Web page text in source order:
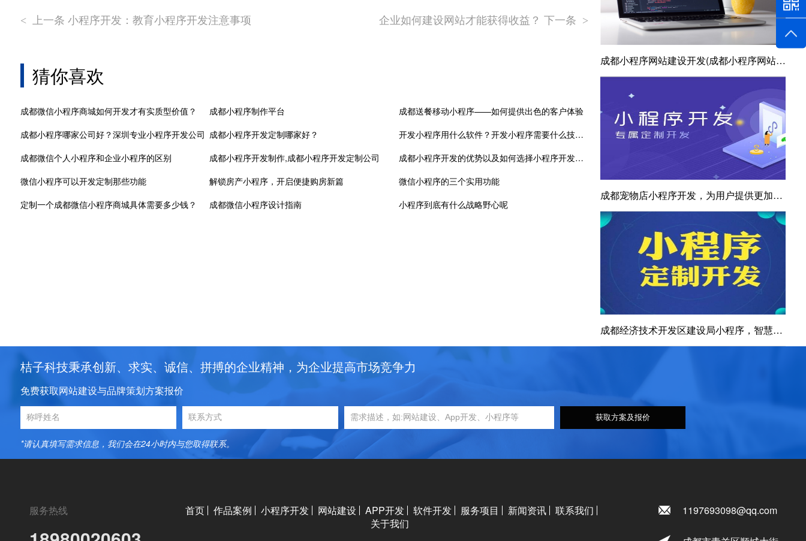
< 上一条 小程序开发：教育小程序开发注意事项 企业如何建设网站才能获得收益？ 下一条 >
猜你喜欢
成都微信小程序商城如何开发才有实质型价值？ 成都小程序制作平台
成都送餐移动小程序——如何提供出色的客户体验
成都小程序哪家公司好？深圳专业小程序开发公司 成都小程序开发定制哪家好？
开发小程序用什么软件？开发小程序需要什么技术？零基础也能制作小程序？
成都微信个人小程序和企业小程序的区别
成都小程序开发制作,成都小程序开发定制公司
成都小程序开发的优势以及如何选择小程序开发团队
微信小程序可以开发定制那些功能
解锁房产小程序，开启便捷购房新篇
微信小程序的三个实用功能
定制一个成都微信小程序商城具体需要多少钱？
成都微信小程序设计指南 小程序到底有什么战略野心呢
成都小程序网站建设开发(成都小程序网站建设开发指南)
成都宠物店小程序开发，为用户提供更加全面的宠物服务
成都经济技术开发区建设局小程序，智慧城市建设的引领者
桔子科技秉承创新、求实、诚信、拼搏的企业精神，为企业提高市场竞争力
免费获取网站建设与品牌策划方案报价
获取方案及报价
*请认真填写需求信息，我们会在24小时内与您取得联系。
服务热线 首页 作品案例 小程序开发 网站建设 APP开发 软件开发 服务项目 新闻资讯
联系我们
关于我们
1197693098@qq.com